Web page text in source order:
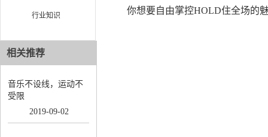
行业知识
相关推荐
音乐不设线，运动不
受限
2019-09-02
你想要自由掌控HOLD住全场